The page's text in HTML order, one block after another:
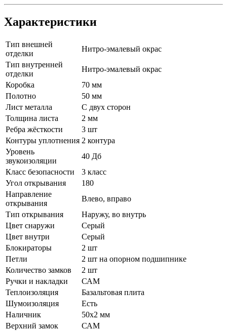
Характеристики
Тип внешней
отделки
Нитро-эмалевый окрас
Тип внутренней
отделки
Нитро-эмалевый окрас
Коробка
70 мм
Полотно
50 мм
Лист металла
С двух сторон
Толщина листа
2 мм
Ребра жёсткости
3 шт
Контуры уплотнения 2 контура
Уровень
звукоизоляции
40 Дб
Класс безопасности
3 класс
Угол открывания
180
Направление
открывания
Влево, вправо
Тип открывания
Наружу, во внутрь
Цвет снаружи
Серый
Цвет внутри
Серый
Блокираторы
2 шт
Петли
2 шт на опорном подшипнике
Количество замков
2 шт
Ручки и накладки
САМ
Теплоизоляция
Базальтовая плита
Шумоизоляция
Есть
Наличник
50х2 мм
Верхний замок
САМ